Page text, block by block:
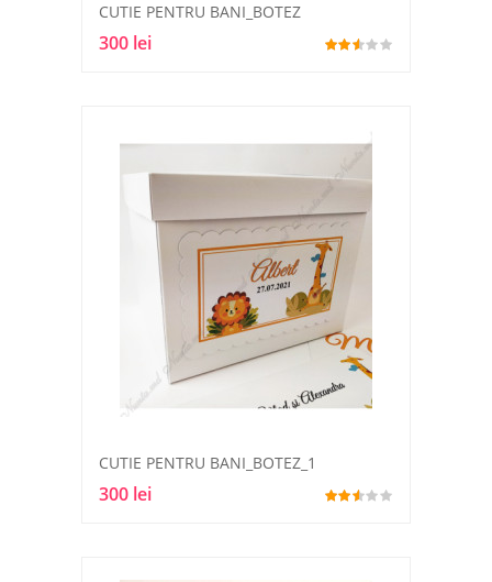
CUTIE PENTRU BANI_BOTEZ
300 lei
CUTIE PENTRU BANI_BOTEZ_1
300 lei